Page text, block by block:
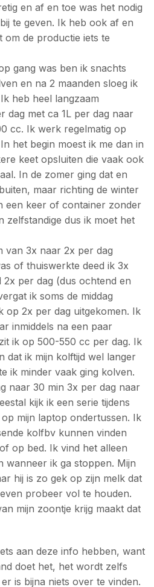
en af en toe was het nodig
te geven. Ik heb ook af en
de productie iets te
gang was ben ik snachts
en na 2 maanden sloeg ik
heb heel langzaam
dag met ca 1L per dag naar
cc. Ik werk regelmatig op
het begin moest ik me dan in
keet opsluiten die vaak ook
In de zomer ging dat en
maar richting de winter
een keer of container zonder
zelfstandige dus ik moet het
van 3x naar 2x per dag
of thuiswerkte deed ik 3x
2x per dag (dus ochtend en
ik soms de middag
op 2x per dag uitgekomen. Ik
inmiddels na een paar
ik op 500-550 cc per dag. Ik
dat ik mijn kolftijd wel langer
ik minder vaak ging kolven.
naar 30 min 3x per dag naar
kijk ik een serie tijdens
mijn laptop ondertussen. Ik
kolfbv kunnen vinden
op bed. Ik vind het alleen
wanneer ik ga stoppen. Mijn
hij is zo gek op zijn melk dat
probeer vol te houden.
mijn zoontje krijg maakt dat
aan deze info hebben, want
doet het, het wordt zelfs
is bijna niets over te vinden.